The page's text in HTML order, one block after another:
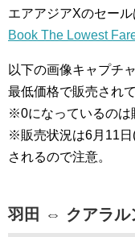
エアアジアXのセール
Book The Lowest
以下の画像キャプチ
最低価格で販売され
※0になっているのは
※販売状況は6月11日
されるので注意。
羽田 ⇔ クアラル